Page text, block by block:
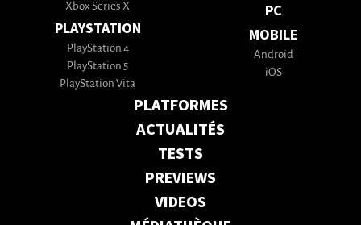
Xbox Series X
PLAYSTATION
PlayStation 4
PlayStation 5
PlayStation Vita
PC
MOBILE
Android
iOS
PLATFORMES
ACTUALITÉS
TESTS
PREVIEWS
VIDEOS